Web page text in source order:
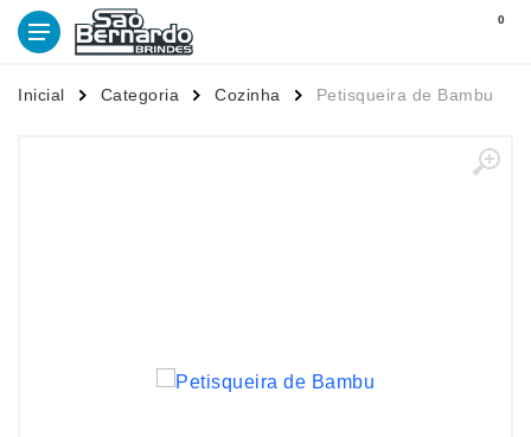
0
Inicial Categoria Cozinha Petisqueira de Bambu